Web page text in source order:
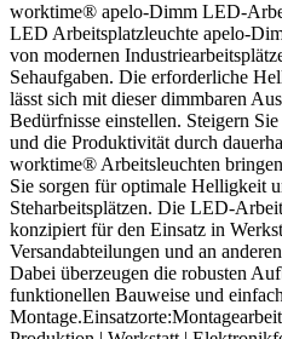
worktime® apelo-Dimm LED-
LED Arbeitsplatzleuchte apelo-
von modernen
Sehaufgaben. Die erforderliche
lässt sich mit dieser dimmbaren
Bedürfnisse einstellen. Steigern
und die Produktivität durch
worktime® Arbeitsleuchten
Sie sorgen für optimale Helligkeit
Steharbeitsplätzen. Die LED-
konzipiert für den Einsatz in
Versandabteilungen und an
Dabei überzeugen die robusten
funktionellen Bauweise und